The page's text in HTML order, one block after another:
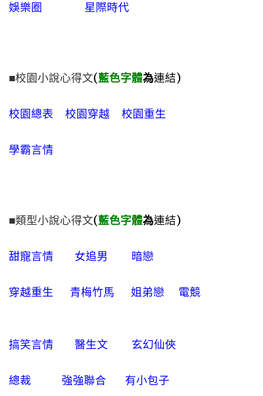
娛樂圈 星際時代
■校園小說心得文(藍色字體為連結)
校園總表 校園穿越 校園重生
學霸言情
■類型小說心得文(藍色字體為連結)
甜寵言情 女追男 暗戀
穿越重生 青梅竹馬 姐弟戀 電競
搞笑言情 醫生文 玄幻仙俠
總裁 強強聯合 有小包子